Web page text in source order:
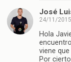
José
24/11/2015
Hola
viene
Por